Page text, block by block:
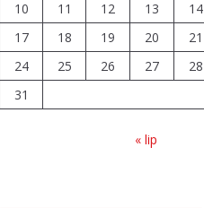
10
11 12 13 14
17
18 19 20 21
24
25 26 27 28
31
« lip